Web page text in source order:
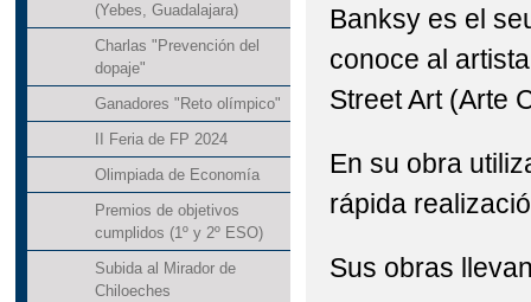
(Yebes, Guadalajara)
Charlas "Prevención del
dopaje"
Ganadores "Reto olímpico"
II Feria de FP 2024
Olimpiada de Economía
Premios de objetivos
cumplidos (1º y 2º ESO)
Subida al Mirador de
Chiloeches
Banksy es el
conoce al
Street Art (Arte
En su obra
rápida
Sus obras